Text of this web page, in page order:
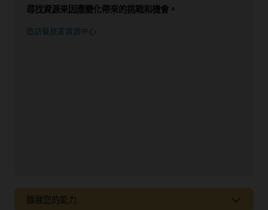
尋找資源來因應變化帶來的挑戰和機會。
造訪餐旅業資源中心
擴展您的能力